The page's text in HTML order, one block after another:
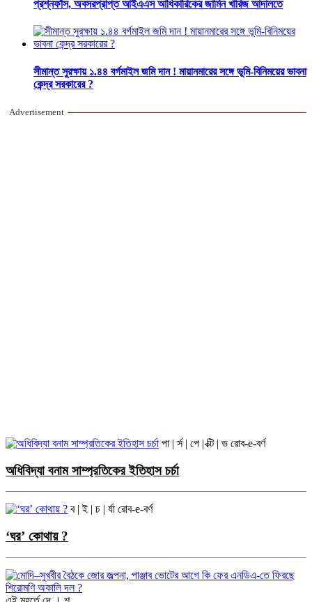
প্রশ্নফাঁস, অবসরপ্রাপ্ত আইএএস আধিকারিকের জামিন খারিজ আদালতে
সীমান্ত সুরক্ষায় ১.৪৪ বর্গমাইল জমি দান ! মায়ানমারের সঙ্গে ভূমি-বিনিময়ের ভাবনা
কেন্দ্র সরকারের ?
Advertisement
পা | র্স | পে | ক্টি | ভ রোব-e-বর্ণ
অধিবিদ্যা বনাম সাম্প্রতিকের ইতিহাস চর্চা
ব | ই | চ | র্যা রোব-e-বর্ণ
‘ঘর’ কোথায় ?